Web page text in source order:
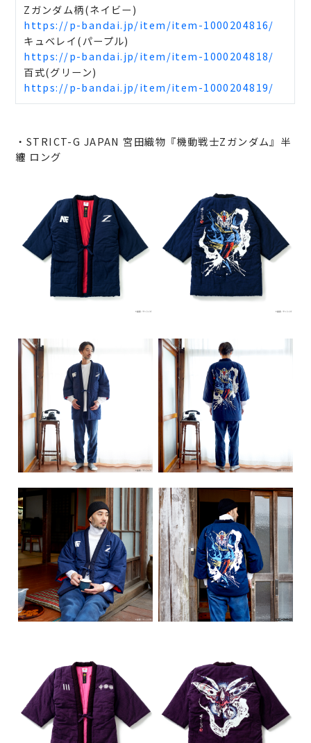
Zガンダム柄(ネイビー)
https://p-bandai.jp/item/item-1000204816/
キュベレイ(パープル)
https://p-bandai.jp/item/item-1000204818/
百式(グリーン)
https://p-bandai.jp/item/item-1000204819/
・STRICT-G JAPAN 宮田織物『機動戦士Zガンダム』半
纏 ロング